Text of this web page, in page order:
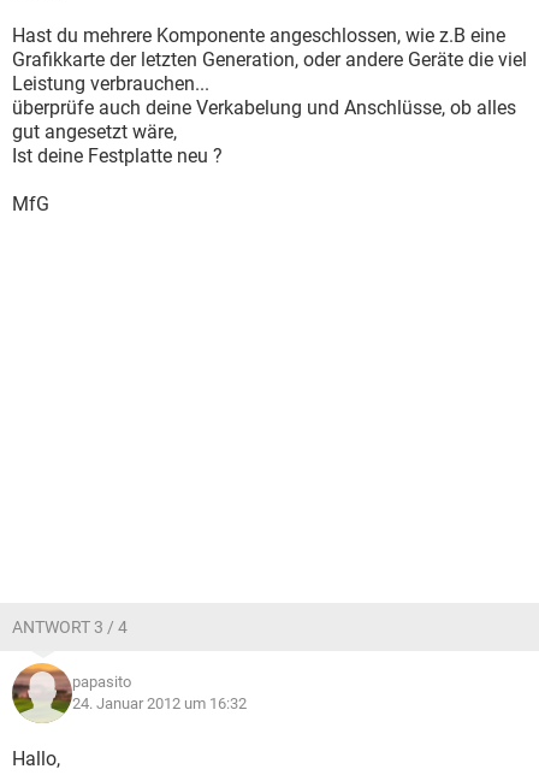
Hast du mehrere Komponente angeschlossen, wie z.B eine
Grafikkarte der letzten Generation, oder andere Geräte die viel
Leistung verbrauchen...
überprüfe auch deine Verkabelung und Anschlüsse, ob alles
gut angesetzt wäre,
Ist deine Festplatte neu ?
MfG
ANTWORT 3 / 4
papasito
24. Januar 2012 um 16:32
Hallo,